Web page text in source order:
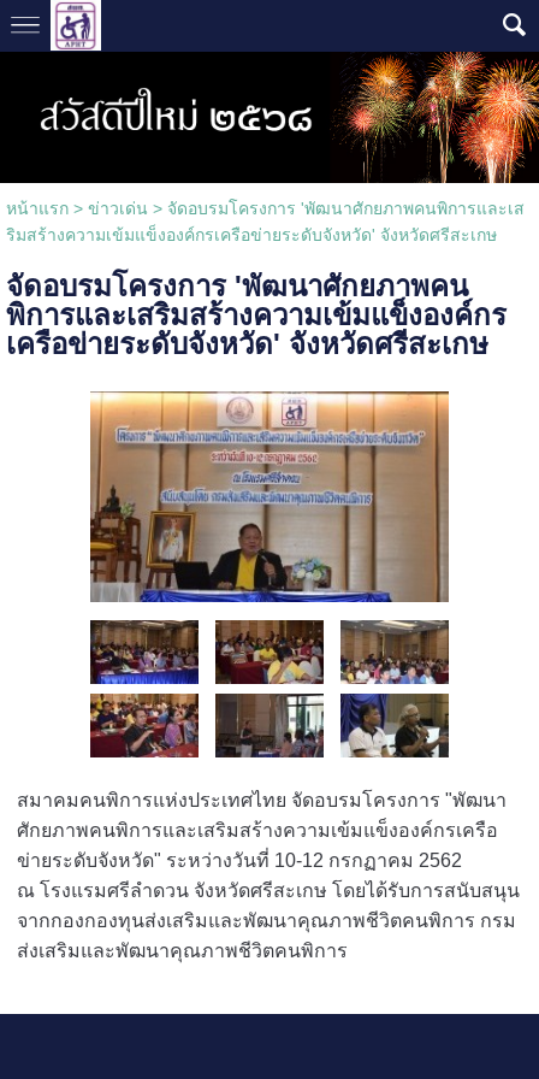
หน้าแรก> ข่าวเด่น > จัดอบรมโครงการ 'พัฒนาศักยภาพคนพิการและเส
ริมสร้างความเข้มแข็งองค์กรเครือข่ายระดับจังหวัด' จังหวัดศรีสะเกษ
จัดอบรมโครงการ 'พัฒนาศักยภาพคน
พิการและเสริมสร้างความเข้มแข็งองค์กร
เครือข่ายระดับจังหวัด' จังหวัดศรีสะเกษ
สมาคมคนพิการแห่งประเทศไทย จัดอบรมโครงการ "พัฒนา
ศักยภาพคนพิการและเสริมสร้างความเข้มแข็งองค์กรเครือ
ข่ายระดับจังหวัด" ระหว่างวันที่ 10-12 กรกฏาคม 2562
ณ โรงแรมศรีลำดวน จังหวัดศรีสะเกษ โดยได้รับการสนับสนุน
จากกองกองทุนส่งเสริมและพัฒนาคุณภาพชีวิตคนพิการ กรม
ส่งเสริมและพัฒนาคุณภาพชีวิตคนพิการ